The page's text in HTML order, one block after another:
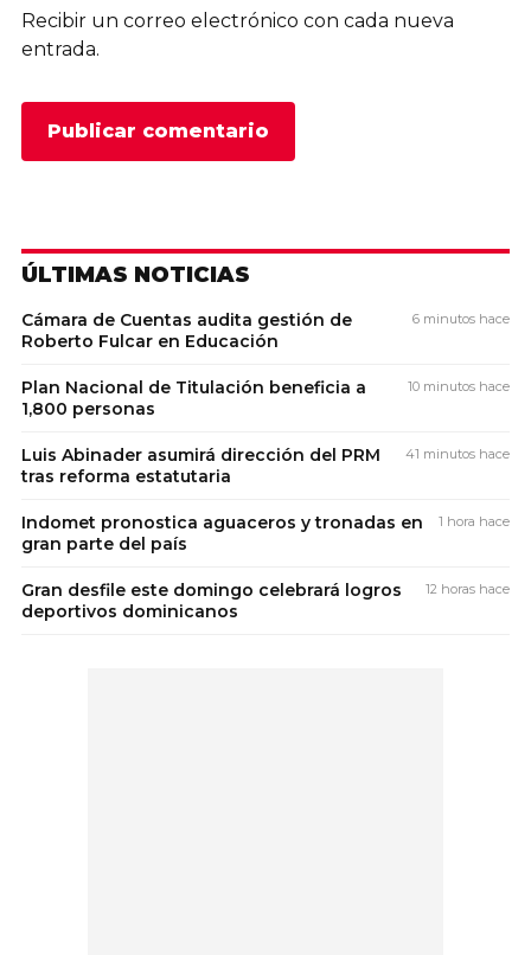
Recibir un correo electrónico con cada nueva
entrada.
ÚLTIMAS NOTICIAS
Cámara de Cuentas audita gestión de
Roberto Fulcar en Educación
6 minutos hace
Plan Nacional de Titulación beneficia a
1,800 personas
10 minutos hace
Luis Abinader asumirá dirección del PRM
tras reforma estatutaria
41 minutos hace
Indomet pronostica aguaceros y tronadas en
gran parte del país
1 hora hace
Gran desfile este domingo celebrará logros
deportivos dominicanos
12 horas hace